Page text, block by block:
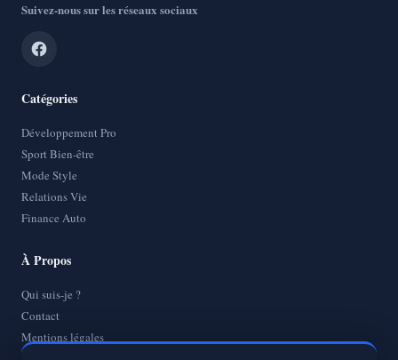
Suivez-nous sur les réseaux sociaux
Catégories
Développement Pro
Sport Bien-être
Mode Style
Relations Vie
Finance Auto
À Propos
Qui suis-je ?
Contact
Mentions légales